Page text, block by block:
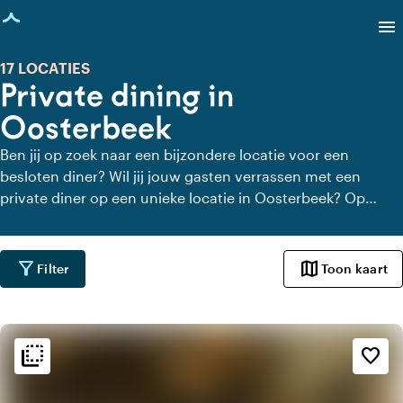
geladen
menu
Private dining in
Oosterbeek
17 LOCATIES
Ben jij op zoek naar een bijzondere locatie voor een
besloten diner? Wil jij jouw gasten verrassen met een
private diner op een unieke locatie in Oosterbeek? Op
Oosterbeek waar je in alle rust kunt dineren. Bekijk alle
private dining locaties voor een heerlijk verzorgd private
diner.
filter_alt Filter map Toon kaart
flip_to_back favorite_border
flip_to_back Sfeer en esthetiek
apartment
Modern design